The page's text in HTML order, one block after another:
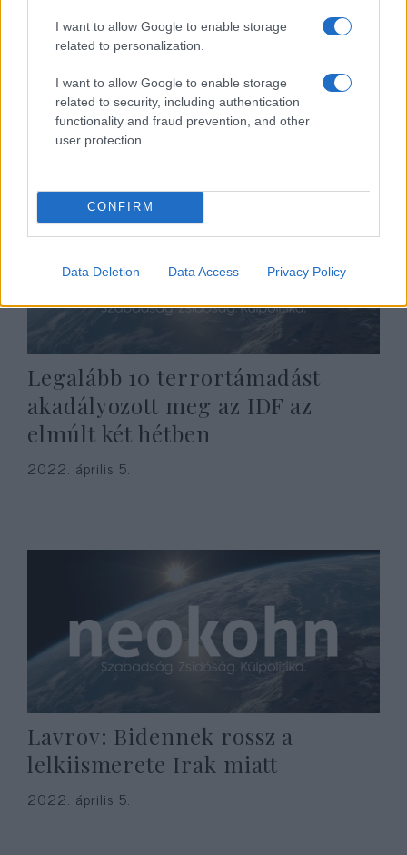
I want to allow Google to enable storage
related to personalization.
I want to allow Google to enable storage
related to security, including authentication
functionality and fraud prevention, and other
user protection.
CONFIRM
Data Deletion Data Access Privacy Policy
Észak-Korea atomcsapással
fenyegette meg Dél-Koreát, ha
az megtámadná
2022. április 5.
Legalább 10 terrortámadást
akadályozott meg az IDF az
elmúlt két hétben
2022. április 5.
Lavrov: Bidennek rossz a
lelkiismerete Irak miatt
2022. április 5.